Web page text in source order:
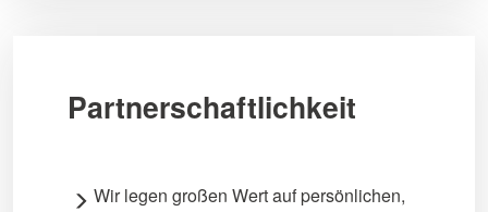
Partnerschaftlichkeit
Wir legen großen Wert auf persönlichen,